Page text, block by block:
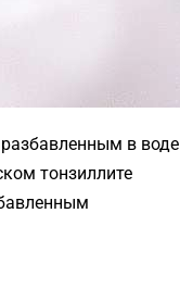
в воде
тонзиллите